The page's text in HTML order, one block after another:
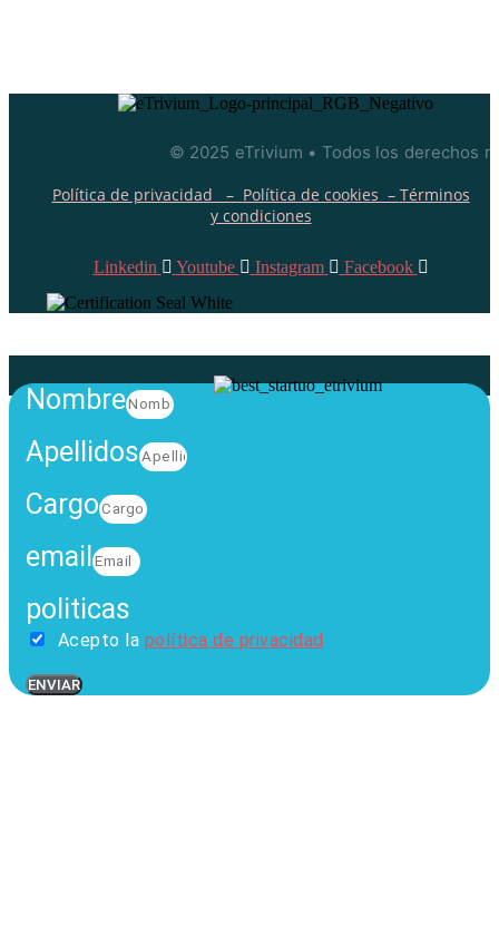
© 2025 eTrivium • Todos los derechos
Política de privacidad – Política de cookies – Términos
y condiciones
Linkedin Youtube Instagram Facebook
Nombre
Apellidos
Cargo
email
politicas
Acepto la política de privacidad
ENVIAR